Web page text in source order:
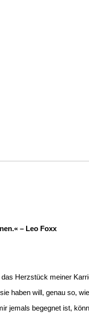
– Leo Foxx
Herzstück meiner
haben will, genau so,
jemals begegnet ist,